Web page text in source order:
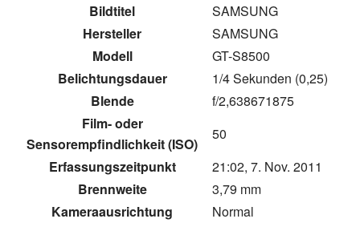
Bildtitel
SAMSUNG
Hersteller
SAMSUNG
Modell
GT-S8500
Belichtungsdauer
1/4 Sekunden (0,25)
Blende
f/2,638671875
Film- oder
Sensorempfindlichkeit (ISO)
50
Erfassungszeitpunkt
21:02, 7. Nov. 2011
Brennweite
3,79 mm
Kameraausrichtung
Normal